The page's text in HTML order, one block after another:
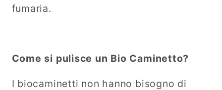
fumaria.
Come si pulisce un Bio Caminetto?
I biocaminetti non hanno bisogno di